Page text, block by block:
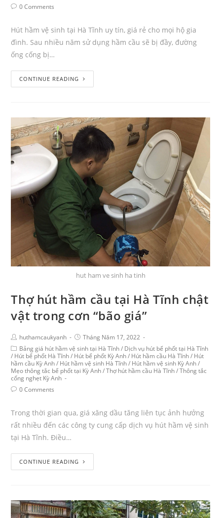
0 Comments
Hút hầm vệ sinh tại Hà Tĩnh uy tín, giá rẻ cho mọi hộ gia
đình. Sau nhiều năm sử dụng hầm cầu sẽ bị đầy, đường
ống cống bị…
CONTINUE READING
hut ham ve sinh ha tinh
Thợ hút hầm cầu tại Hà Tĩnh chật
vật trong cơn “bão giá”
huthamcaukyanh
Tháng Năm 17, 2022
Bảng giá hút hầm vệ sinh tại Hà Tĩnh / Dịch vụ hút bể phốt tại Hà Tĩnh
/ Hút bể phốt Hà Tĩnh / Hút bể phốt Kỳ Anh / Hút hầm cầu Hà Tĩnh / Hút
hầm cầu Kỳ Anh / Hút hầm vệ sinh Hà Tĩnh / Hút hầm vệ sinh Kỳ Anh /
Mẹo thông tắc bể phốt tại Kỳ Anh / Thợ hút hầm cầu Hà Tĩnh / Thông tắc
cống nghẹt Kỳ Anh
0 Comments
Trong thời gian qua, giá xăng dầu tăng liên tục ảnh hưởng
rất nhiều đến các công ty cung cấp dịch vụ hút hầm vệ sinh
tại Hà Tĩnh. Điều…
CONTINUE READING